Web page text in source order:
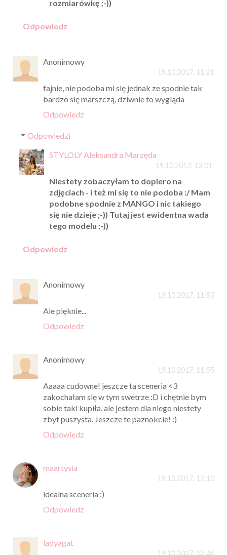
rozmiarówkę ;-))
Odpowiedz
Anonimowy
19.10.2017, 11:21
fajnie, nie podoba mi się jednak ze spodnie tak
bardzo się marszczą, dziwnie to wygląda
Odpowiedz
Odpowiedzi
STYLOLY Aleksandra Marzęda
19.10.2017, 13:01
Niestety zobaczyłam to dopiero na
zdjęciach - i też mi się to nie podoba :/ Mam
podobne spodnie z MANGO i nic takiego
się nie dzieje ;-)) Tutaj jest ewidentna wada
tego modelu ;-))
Odpowiedz
Anonimowy
19.10.2017, 11:53
Ale pięknie...
Odpowiedz
Anonimowy
19.10.2017, 11:55
Aaaaa cudowne! jeszcze ta sceneria <3
zakochałam się w tym swetrze :D i chętnie bym
sobie taki kupiła, ale jestem dla niego niestety
zbyt puszysta. Jeszcze te paznokcie! :)
Odpowiedz
maartysia
19.10.2017, 12:10
idealna sceneria :)
Odpowiedz
ladyagat